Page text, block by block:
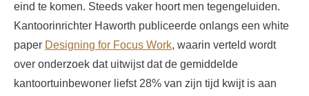
eind te komen. Steeds vaker hoort men tegengeluiden.
Kantoorinrichter Haworth publiceerde onlangs een white
paper Designing for Focus Work, waarin verteld wordt
over onderzoek dat uitwijst dat de gemiddelde
kantoortuinbewoner liefst 28% van zijn tijd kwijt is aan